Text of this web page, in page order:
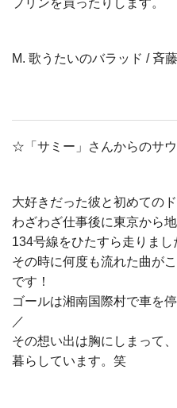
M. 歌うたいのバラッド / 斉
☆「サミー」さんからのサ
大好きだった彼と初めてのド
わざわざ仕事後に東京から
134号線をひたすら走りまし
その時に何度も流れた曲が
です！
ゴールは湘南国際村で車を
／
その想い出は胸にしまって
暮らしています。笑